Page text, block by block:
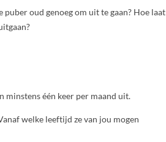
oud genoeg om uit te gaan? Hoe laat
minstens één keer per maand uit.
welke leeftijd ze van jou mogen